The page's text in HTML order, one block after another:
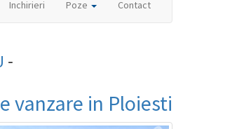
Inchirieri Poze Contact
-
vanzare in Ploiesti